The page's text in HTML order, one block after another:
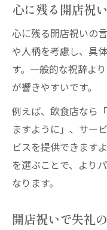
心に残る開店祝
心に残る開店祝いの
や人柄を考慮し、具
す。一般的な祝辞よ
が響きやすいです。
例えば、飲食店なら
ますように」、サー
ビスを提供できます
を選ぶことで、より
なります。
開店祝いで失礼